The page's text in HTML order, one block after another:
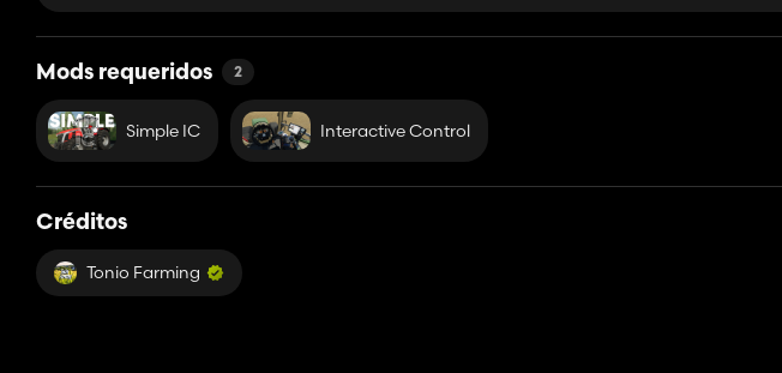
Mods requeridos 2
Simple IC Interactive Control
Créditos
Tonio Farming